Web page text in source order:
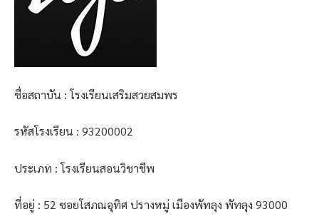
ชื่อสถาบัน : โรงเรียนเสริมสวยสมพร
รหัสโรงเรียน : 93200002
ประเภท : โรงเรียนสอนวิชาชีพ
ที่อยู่ : 52 ซอยโสภณอุทิศ ปรางหมู่ เมืองพัทลุง พัทลุง 93000